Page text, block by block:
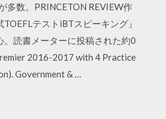
多数。PRINCETON REVIEW作
テストiBTスピーキング』
読書メーターに投稿された約0
2016-2017 with 4 Practice
Government & …